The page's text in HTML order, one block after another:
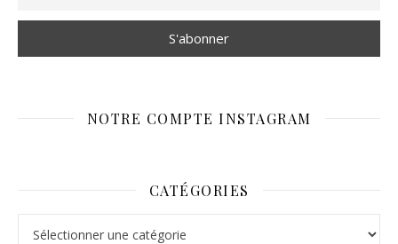
NOTRE COMPTE INSTAGRAM
CATÉGORIES